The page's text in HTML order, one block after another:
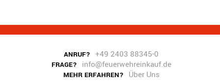
ANRUF? +49 2403 88345-0
FRAGE? info@feuerwehreinkauf.de
MEHR ERFAHREN? Über Uns